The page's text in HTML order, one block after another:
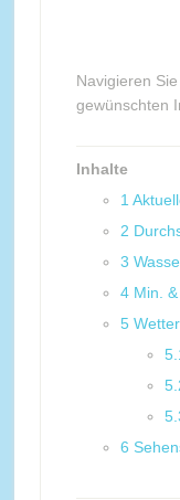
Navigieren
gewünschten
Inhalte
1
2
3
4 Min.
5
6